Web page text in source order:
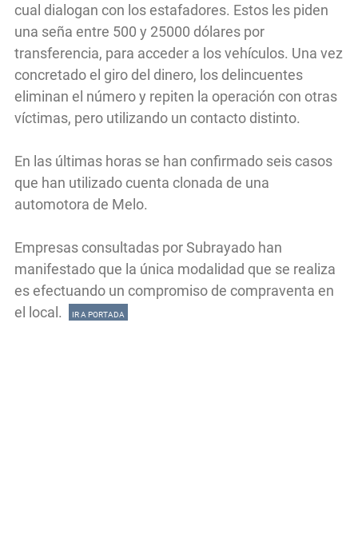
cual dialogan con los estafadores. Estos les piden
una seña entre 500 y 25000 dólares por
transferencia, para acceder a los vehículos. Una vez
concretado el giro del dinero, los delincuentes
eliminan el número y repiten la operación con otras
víctimas, pero utilizando un contacto distinto.
En las últimas horas se han confirmado seis casos
que han utilizado cuenta clonada de una
automotora de Melo.
Empresas consultadas por Subrayado han
manifestado que la única modalidad que se realiza
es efectuando un compromiso de compraventa en
el local.
IR A PORTADA